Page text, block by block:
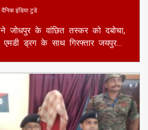
दैनिक इंडिया टुडे
जोधपुर के वांछित तस्कर को दबोचा,
ड्रग के साथ गिरफ्तार जयपुर...